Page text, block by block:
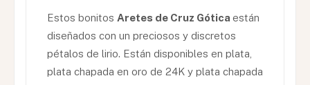
Estos bonitos Aretes de Cruz Gótica están
diseñados con un preciosos y discretos
pétalos de lirio. Están disponibles en plata,
plata chapada en oro de 24K y plata chapada